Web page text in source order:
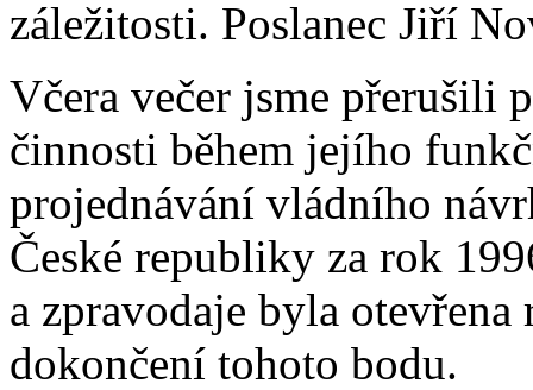
záležitosti. Poslanec Jiří
Včera večer jsme přerušili
činnosti během jejího
projednávání vládního
České republiky za rok
a zpravodaje byla
dokončení tohoto bodu.